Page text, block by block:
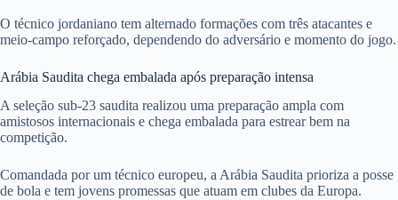
O técnico jordaniano tem alternado formações com três atacantes e
meio-campo reforçado, dependendo do adversário e momento do jogo.
Arábia Saudita chega embalada após preparação intensa
A seleção sub-23 saudita realizou uma preparação ampla com
amistosos internacionais e chega embalada para estrear bem na
competição.
Comandada por um técnico europeu, a Arábia Saudita prioriza a posse
de bola e tem jovens promessas que atuam em clubes da Europa.